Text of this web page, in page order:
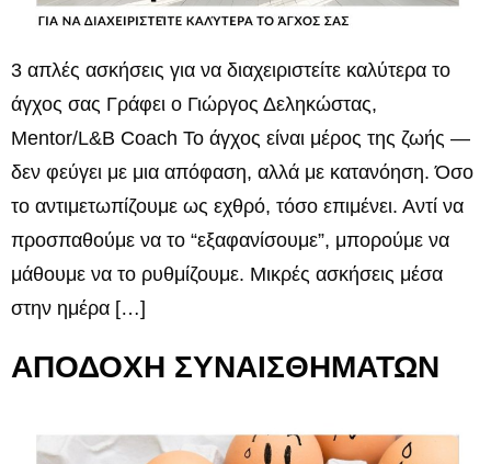
3 απλές ασκήσεις για να διαχειριστείτε καλύτερα το
άγχος σας Γράφει ο Γιώργος Δεληκώστας,
Mentor/L&B Coach Το άγχος είναι μέρος της ζωής —
δεν φεύγει με μια απόφαση, αλλά με κατανόηση. Όσο
το αντιμετωπίζουμε ως εχθρό, τόσο επιμένει. Αντί να
προσπαθούμε να το “εξαφανίσουμε”, μπορούμε να
μάθουμε να το ρυθμίζουμε. Μικρές ασκήσεις μέσα
στην ημέρα […]
ΑΠΟΔΟΧΗ ΣΥΝΑΙΣΘΗΜΑΤΩΝ